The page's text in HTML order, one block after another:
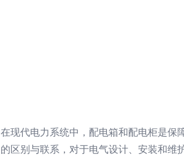
在现代电力系统中，配电箱和配电柜是保
的区别与联系，对于电气设计、安装和维